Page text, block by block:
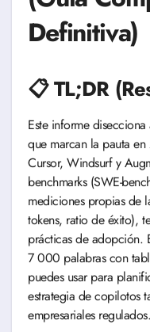
Definitiva)
📋 TL;DR
Este informe disecciona a los cinco copilotos de código
que marcan la pauta
Cursor, Windsurf y
benchmarks (SWE-
mediciones propias de
tokens, ratio de éxito),
prácticas de adopción.
7 000 palabras con
puedes usar para
estrategia de copilotos
empresariales regulados.